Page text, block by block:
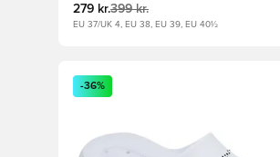
279 kr.399 kr.
EU 37/UK 4, EU 38, EU 39, EU 40½
Åbner en Modal til at logge ind
-36%